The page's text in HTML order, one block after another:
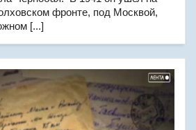
фронте, под Москвой,
[...]